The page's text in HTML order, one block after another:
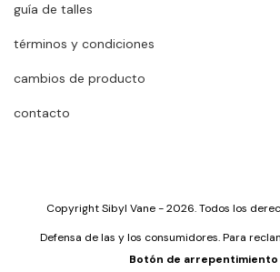
guía de talles
términos y condiciones
cambios de producto
contacto
Copyright Sibyl Vane - 2026. Todos los
Defensa de las y los consumidores. Para
Botón de arrepentimiento